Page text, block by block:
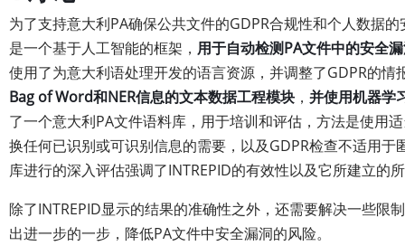
为了支持意大利PA确保公共文件的GDPR合规性和个人数据
是一个基于人工智能的框架， 用于自动检测PA文件中的安全
使用了为意大利语处理开发的语言资源，并调整了GDPR的情
Bag of Word和NER信息的文本数据工程模块 ， 并使用机器学
了一个意大利PA文件语料库，用于培训和评估，方法是使用
换任何已识别或可识别信息的需要，以及GDPR检查不适用
库进行的深入评估强调了INTREPID的有效性以及它所建立的
除了INTREPID显示的结果的准确性之外，还需要解决一些限
出进一步的一步，降低PA文件中安全漏洞的风险。